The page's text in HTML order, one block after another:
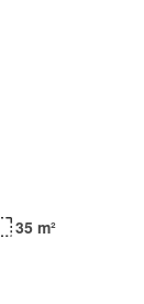
35 m²